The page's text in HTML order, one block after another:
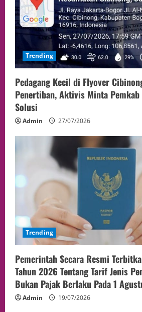
Trending
Pedagang Kecil di Flyover
Penertiban, Aktivis Minta
Solusi
Admin 27/07/2026
Trending
Pemerintah Secara Resmi
Tahun 2026 Tentang Tarif Jenis
Bukan Pajak Berlaku Pada 1
Admin 19/07/2026